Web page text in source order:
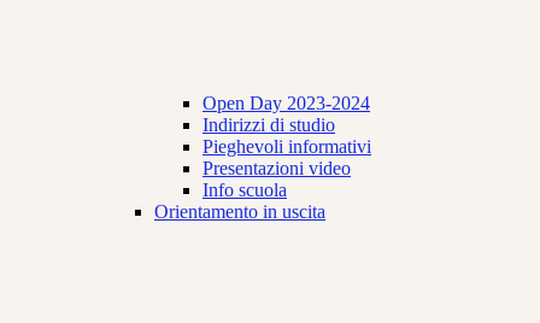
Open Day 2023-2024
Indirizzi di studio
Pieghevoli informativi
Presentazioni video
Info scuola
Orientamento in uscita